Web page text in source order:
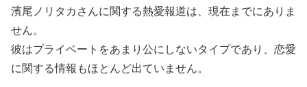
濱尾ノリタカさんに関する熱愛報道は、現在までにありま
せん。
彼はプライベートをあまり公にしないタイプであり、恋愛
に関する情報もほとんど出ていません。